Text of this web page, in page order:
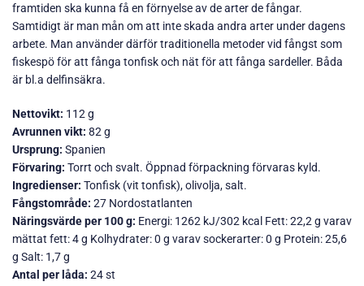
framtiden ska kunna få en förnyelse av de arter de fångar.
Samtidigt är man mån om att inte skada andra arter under dagens
arbete. Man använder därför traditionella metoder vid fångst som
fiskespö för att fånga tonfisk och nät för att fånga sardeller. Båda
är bl.a delfinsäkra.
Nettovikt: 112 g
Avrunnen vikt: 82 g
Ursprung: Spanien
Förvaring: Torrt och svalt. Öppnad förpackning förvaras kyld.
Ingredienser: Tonfisk (vit tonfisk), olivolja, salt.
Fångstområde: 27 Nordostatlanten
Näringsvärde per 100 g: Energi: 1262 kJ/302 kcal Fett: 22,2 g varav
mättat fett: 4 g Kolhydrater: 0 g varav sockerarter: 0 g Protein: 25,6
g Salt: 1,7 g
Antal per låda: 24 st